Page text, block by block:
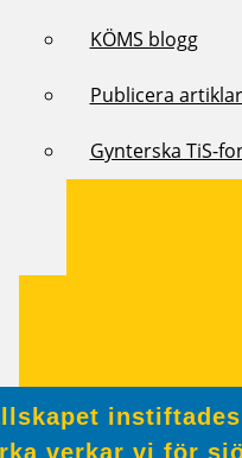
KÖMS blogg
Publicera
Gynterska TiS-
verkar vi för